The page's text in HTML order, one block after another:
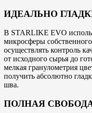
ИДЕАЛЬНО
В STARLIKE EVO
микросферы
осуществлять контроль
от исходного сырья до
мелкая гранулометрия
получить абсолютно
шва.
ПОЛНАЯ